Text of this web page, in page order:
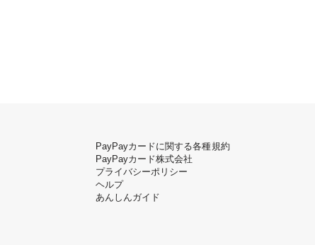
PayPayカードに関する各種規約
PayPayカード株式会社
プライバシーポリシー
ヘルプ
あんしんガイド